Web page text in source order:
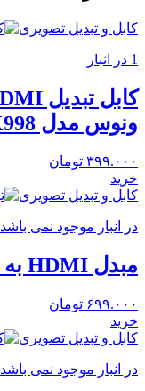
کابل و تبدیل تصویری
1 در انبار
ونوس مدل PV-K998
۳۹۹.۰۰۰ تومان
خرید
کابل و تبدیل تصویری
در انبار موجود نمی باشد
مبدل HDMI به AV مدل Mini
۶۹۹.۰۰۰ تومان
خرید
کابل و تبدیل تصویری
در انبار موجود نمی باشد